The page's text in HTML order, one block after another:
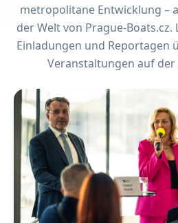
metropolitane Entwicklung –
der Welt von Prague-Boats.cz.
Einladungen und Reportagen
Veranstaltungen auf